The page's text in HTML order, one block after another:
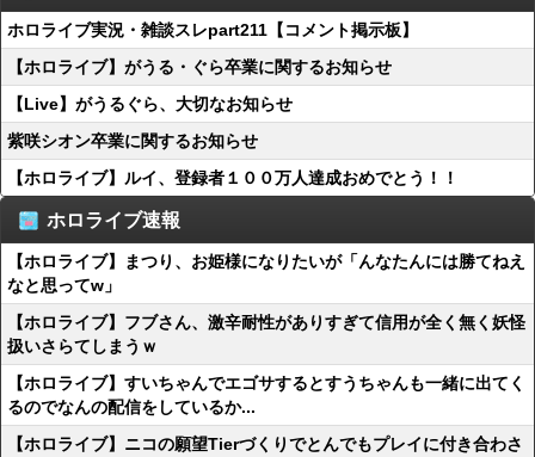
ホロライブ実況・雑談スレpart211【コメント掲示板】
【ホロライブ】がうる・ぐら卒業に関するお知らせ
【Live】がうるぐら、大切なお知らせ
紫咲シオン卒業に関するお知らせ
【ホロライブ】ルイ、登録者１００万人達成おめでとう！！
ホロライブ速報
【ホロライブ】まつり、お姫様になりたいが「んなたんには勝てねえ
なと思ってw」
【ホロライブ】フブさん、激辛耐性がありすぎて信用が全く無く妖怪
扱いさらてしまうｗ
【ホロライブ】すいちゃんでエゴサするとすうちゃんも一緒に出てく
るのでなんの配信をしているか...
【ホロライブ】ニコの願望Tierづくりでとんでもプレイに付き合わさ